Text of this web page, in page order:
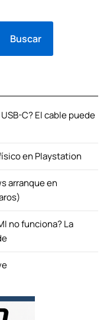
Buscar
C? El cable puede
en Playstation
arranque en
no funciona? La